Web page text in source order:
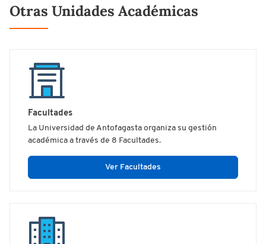
Otras Unidades Académicas
Facultades
La Universidad de Antofagasta organiza su gestión
académica a través de 8 Facultades.
Ver Facultades